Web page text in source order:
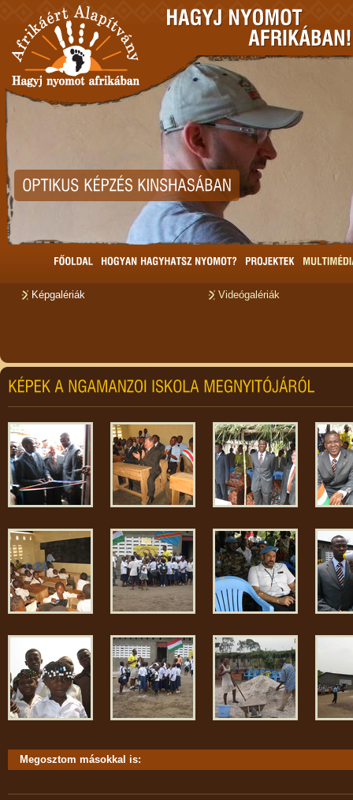
Képgalériák Videógalériák
Megosztom másokkal is: